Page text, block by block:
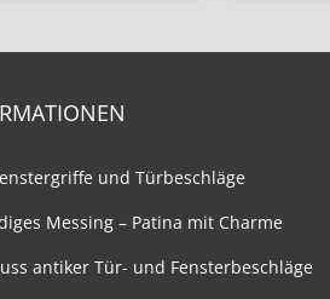
und Türbeschläge
Messing – Patina mit Charme
antiker Tür- und Fensterbeschläge